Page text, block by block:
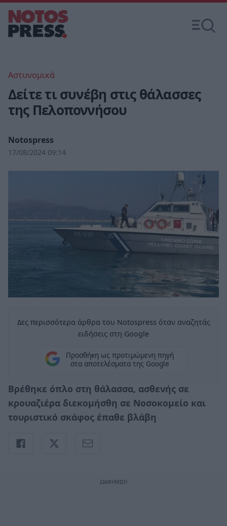
Αστυνομικά
Δείτε τι συνέβη στις θάλασσες
της Πελοποννήσου
Notospress
17/08/2024 09:14
Δες περισσότερα άρθρα του Notospress όταν αναζητάς
ειδήσεις στη Google
Προσθήκη ως προτιμώμενη πηγή
στα αποτελέσματα της Google
Βρέθηκε όπλο στη θάλασσα, ασθενής σε
κρουαζιέρα διεκομήσθη σε Νοσοκομείο και
τουριστικό σκάφος έπαθε βλάβη